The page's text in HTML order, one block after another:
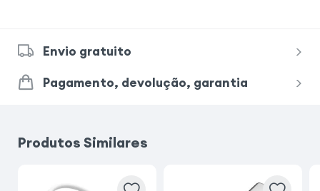
Envio gratuito
Pagamento, devolução, garantia
Produtos Similares